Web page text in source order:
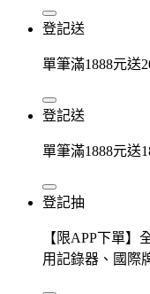
登記送
單筆滿1888元送
登記送
單筆滿1888元送
登記抽
【限APP下單】
用記錄器、國際